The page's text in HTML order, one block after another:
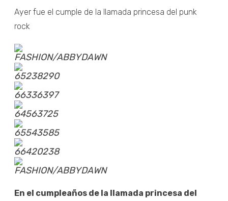
Ayer fue el cumple de la llamada princesa del punk
rock
FASHION/ABBYDAWN
65238290
66336397
64563725
65543585
66420238
FASHION/ABBYDAWN
En el cumpleaños de la llamada princesa del